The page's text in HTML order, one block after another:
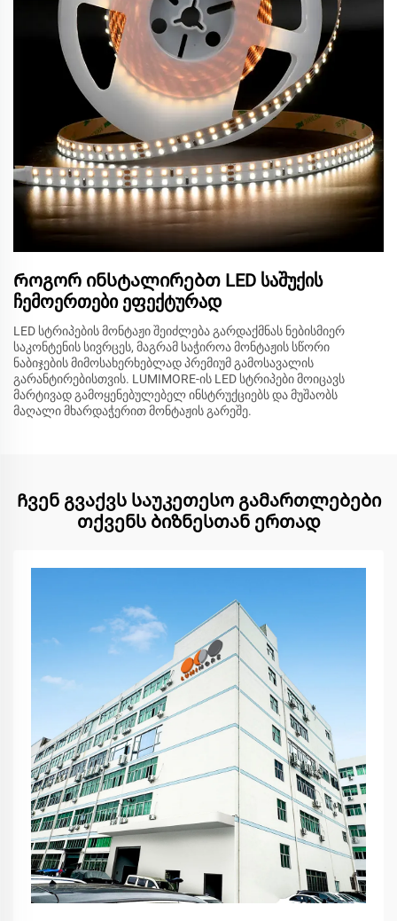
Როგორ ინსტალირებთ LED საშუქის
ჩემოერთები ეფექტურად
LED სტრიპების მონტაჟი შეიძლება გარდაქმნას ნებისმიერ
საკონტენის სივრცეს, მაგრამ საჭიროა მონტაჟის სწორი
ნაბიჯების მიმოსახერხებლად პრემიუმ გამოსავალის
გარანტირებისთვის. LUMIMORE-ის LED სტრიპები მოიცავს
მარტივად გამოყენებულებელ ინსტრუქციებს და მუშაობს
მაღალი მხარდაჭერით მონტაჟის გარეშე.
Ჩვენ გვაქვს საუკეთესო გამართლებები
თქვენს ბიზნესთან ერთად